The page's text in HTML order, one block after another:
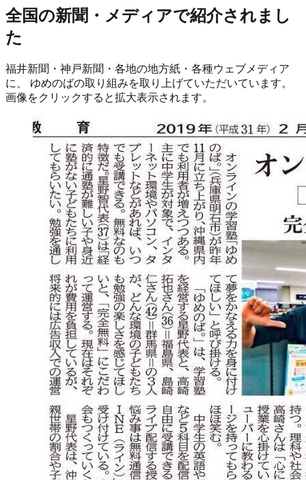
全国の新聞・メディアで紹介されまし
た
福井新聞・神戸新聞・各地の地方紙・各種ウェブメディア
に、 ゆめのばの取り組みを取り上げていただいています。
画像をクリックすると拡大表示されます。